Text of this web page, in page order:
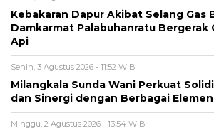
Kebakaran Dapur Akibat Selang Gas
Damkarmat Palabuhanratu Bergerak
Api
Senin, 3 Agustus 2026 - 11:52 WIB
Milangkala Sunda Wani Perkuat
dan Sinergi dengan Berbagai
Minggu, 2 Agustus 2026 - 13:54 WIB